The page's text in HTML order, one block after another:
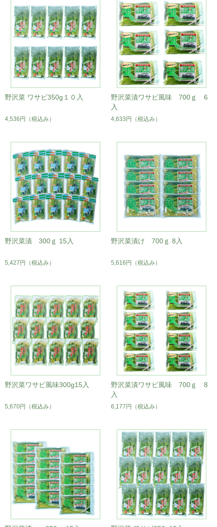
野沢菜 ワサビ350g１０入
4,536円 （税込み）
野沢菜漬ワサビ風味 700ｇ 6
入
4,633円 （税込み）
野沢菜漬 300ｇ 15入
5,427円 （税込み）
野沢菜漬け 700ｇ 8入
5,616円 （税込み）
野沢菜ワサビ風味300g15入
5,670円 （税込み）
野沢菜漬ワサビ風味 700ｇ 8
入
6,177円 （税込み）